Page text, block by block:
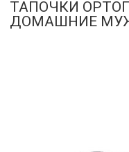
ТАПОЧКИ
ДОМАШНИЕ